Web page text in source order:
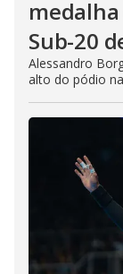
Sub-20
Alessandro
alto do pódio